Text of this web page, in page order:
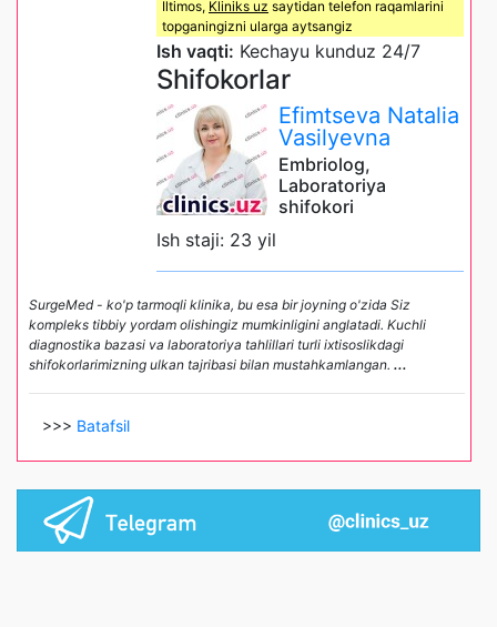
Iltimos, Kliniks uz saytidan telefon raqamlarini
topganingizni ularga aytsangiz
Ish vaqti: Kechayu kunduz 24/7
Shifokorlar
Efimtseva Natalia
Vasilyevna
Embriolog,
Laboratoriya
shifokori
Ish staji: 23 yil
SurgeMed - ko'p tarmoqli klinika, bu esa bir joyning o'zida Siz
kompleks tibbiy yordam olishingiz mumkinligini anglatadi. Kuchli
diagnostika bazasi va laboratoriya tahlillari turli ixtisoslikdagi
shifokorlarimizning ulkan tajribasi bilan mustahkamlangan. ...
>>> Batafsil